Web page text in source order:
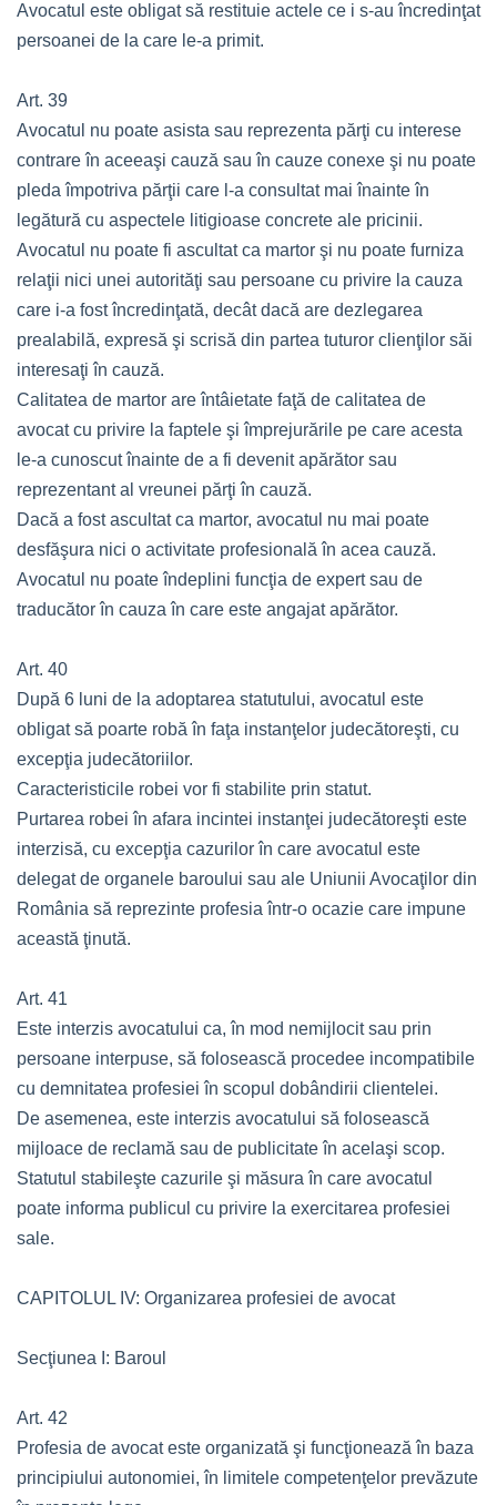
Avocatul este obligat să restituie actele ce i s-au încredinţat
persoanei de la care le-a primit.
Art. 39
Avocatul nu poate asista sau reprezenta părţi cu interese
contrare în aceeaşi cauză sau în cauze conexe şi nu poate
pleda împotriva părţii care l-a consultat mai înainte în
legătură cu aspectele litigioase concrete ale pricinii.
Avocatul nu poate fi ascultat ca martor şi nu poate furniza
relaţii nici unei autorităţi sau persoane cu privire la cauza
care i-a fost încredinţată, decât dacă are dezlegarea
prealabilă, expresă şi scrisă din partea tuturor clienţilor săi
interesaţi în cauză.
Calitatea de martor are întâietate faţă de calitatea de
avocat cu privire la faptele şi împrejurările pe care acesta
le-a cunoscut înainte de a fi devenit apărător sau
reprezentant al vreunei părţi în cauză.
Dacă a fost ascultat ca martor, avocatul nu mai poate
desfăşura nici o activitate profesională în acea cauză.
Avocatul nu poate îndeplini funcţia de expert sau de
traducător în cauza în care este angajat apărător.
Art. 40
După 6 luni de la adoptarea statutului, avocatul este
obligat să poarte robă în faţa instanţelor judecătoreşti, cu
excepţia judecătoriilor.
Caracteristicile robei vor fi stabilite prin statut.
Purtarea robei în afara incintei instanţei judecătoreşti este
interzisă, cu excepţia cazurilor în care avocatul este
delegat de organele baroului sau ale Uniunii Avocaţilor din
România să reprezinte profesia într-o ocazie care impune
această ţinută.
Art. 41
Este interzis avocatului ca, în mod nemijlocit sau prin
persoane interpuse, să folosească procedee incompatibile
cu demnitatea profesiei în scopul dobândirii clientelei.
De asemenea, este interzis avocatului să folosească
mijloace de reclamă sau de publicitate în acelaşi scop.
Statutul stabileşte cazurile şi măsura în care avocatul
poate informa publicul cu privire la exercitarea profesiei
sale.
CAPITOLUL IV: Organizarea profesiei de avocat
Secţiunea I: Baroul
Art. 42
Profesia de avocat este organizată şi funcţionează în baza
principiului autonomiei, în limitele competenţelor prevăzute